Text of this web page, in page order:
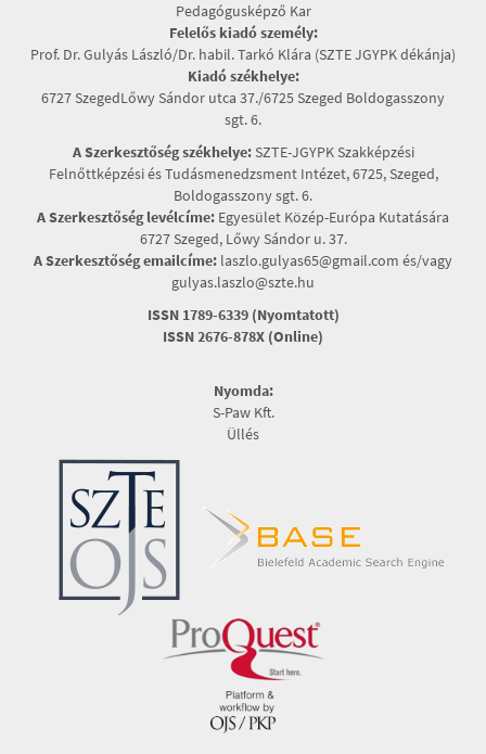
Pedagógusképző Kar
Felelős kiadó személy:
Prof. Dr. Gulyás László/Dr. habil. Tarkó Klára (SZTE JGYPK dékánja)
Kiadó székhelye:
6727 SzegedLőwy Sándor utca 37./6725 Szeged Boldogasszony
sgt. 6.
A Szerkesztőség székhelye:SZTE-JGYPK Szakképzési
Felnőttképzési és Tudásmenedzsment Intézet, 6725, Szeged,
Boldogasszony sgt. 6.
A Szerkesztőség levélcíme: Egyesület Közép-Európa Kutatására
6727 Szeged, Lőwy Sándor u. 37.
A Szerkesztőség emailcíme: laszlo.gulyas65@gmail.com és/vagy
gulyas.laszlo@szte.hu
ISSN 1789-6339 (Nyomtatott)
ISSN 2676-878X (Online)
Nyomda:
S-Paw Kft.
Üllés